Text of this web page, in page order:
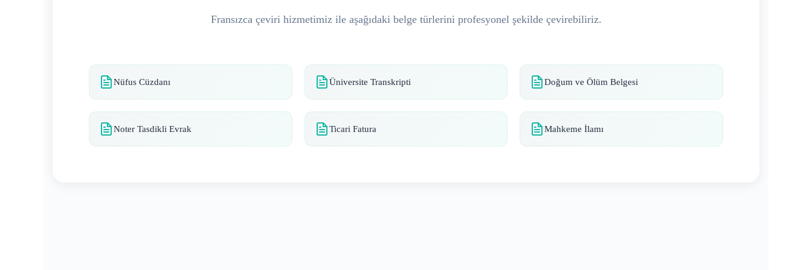
Fransızca çeviri hizmetimiz ile aşağıdaki belge türlerini profesyonel şekilde çevirebiliriz.
Nüfus Cüzdanı Üniversite Transkripti Doğum ve Ölüm Belgesi
Noter Tasdikli Evrak Ticari Fatura Mahkeme İlamı